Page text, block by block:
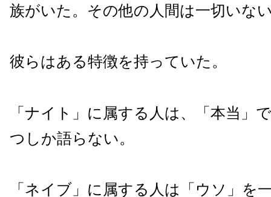
族がいた。その他の人間は一切いな
彼らはある特徴を持っていた。
「ナイト」に属する人は、「本当」
つしか語らない。
「ネイブ」に属する人は「ウソ」を